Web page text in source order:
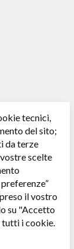
tecnici,
del sito;
da terze
scelte
il vostro
su "Accetto
tutti i cookie.